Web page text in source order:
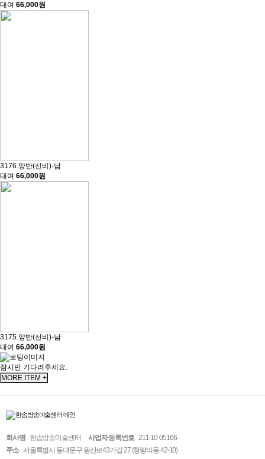
대여 66,000원
3176.양반(선비)-남
대여 66,000원
3175.양반(선비)-남
대여 66,000원
잠시만 기다려주세요.
MORE ITEM +
회사명 한솜방송미술센터 사업자 등록번호 211-10-05166
주소 서울특별시 동대문구 왕산로43가길 27 (청량리동 42-10)